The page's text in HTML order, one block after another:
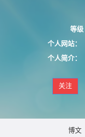
等级
个人网站：
个人简介：
关注
博文